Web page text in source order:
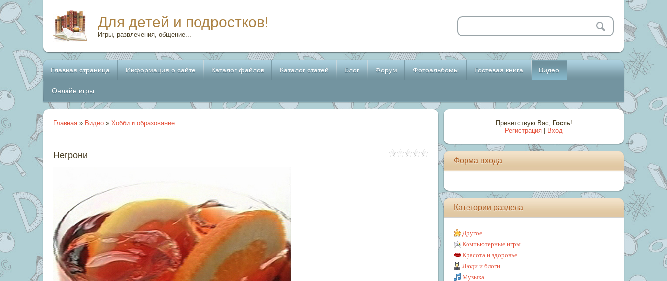
Для детей и подростков!
Игры, развлечения, общение...
Главная страница Информация о сайте Каталог файлов Каталог статей Блог Форум Фотоальбомы Гостевая книга Видео
Онлайн игры
Главная » Видео » Хобби и образование
Негрони
Приветствую Вас, Гость!
Регистрация
Вход
Форма входа
Категории раздела
Другое
Компьютерные игры
Красота и здоровье
Люди и блоги
Музыка